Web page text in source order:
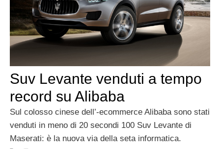
Suv Levante venduti a tempo
record su Alibaba
Sul colosso cinese dell’-ecommerce Alibaba sono stati
venduti in meno di 20 secondi 100 Suv Levante di
Maserati: è la nuova via della seta informatica.